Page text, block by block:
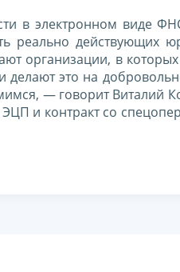
в электронном виде
реально действующих
организации, в
делают это на
— говорит Виталий
и контракт со